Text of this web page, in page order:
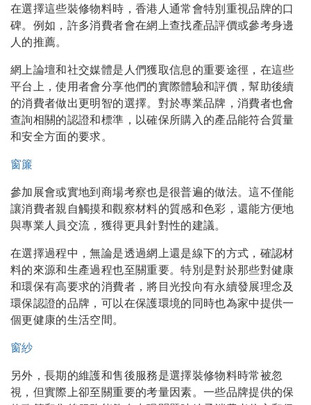
在選擇這些裝修物料時，香港人通常會特別重視品牌的口
碑。例如，許多消費者會在網上查找產品評價或參考身邊
人的推薦。
網上論壇和社交媒體是人們獲取信息的重要途徑，在這些
平台上，使用者會分享他們的實際體驗和評價，幫助後續
的消費者做出更明智的選擇。對於專業品牌，消費者也會
查詢相關的認證和標準，以確保所購入的產品能符合質量
和安全方面的要求。
窗簾
參加展會或實地到商場考察也是很普遍的做法。這不僅能
讓消費者親自觸摸和觀察材料的質感和色彩，還能方便地
與專業人員交流，獲得更具針對性的建議。
在選擇過程中，無論是透過網上還是線下的方式，確認材
料的來源和生產過程也至關重要。特別是對於那些對健康
和環保有高要求的消費者，將目光投向有永續發展理念及
環保認證的品牌，可以在保護環境的同時也為家中提供一
個更健康的生活空間。
窗紗
另外，長期的維護和售後服務是選擇裝修物料時常被忽
視，但實際上卻至關重要的考量因素。一些品牌提供的保